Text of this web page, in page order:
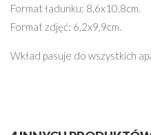
Format ładunku: 8,6x10,8cm.
Format zdjęć: 6,2x9,9cm.
Wkład pasuje do wszystkich